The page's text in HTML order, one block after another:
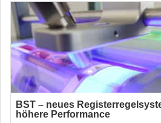
BST – neues
höhere Performance